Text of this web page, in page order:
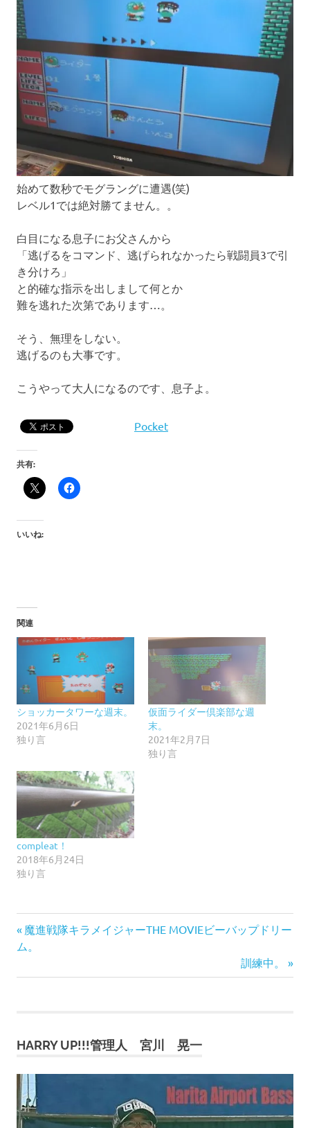
始めて数秒でモグラングに遭遇(笑)
レベル1では絶対勝てません。。
白目になる息子にお父さんから
「逃げるをコマンド、逃げられなかったら戦闘員3で引
き分けろ」
と的確な指示を出しまして何とか
難を逃れた次第であります…。
そう、無理をしない。
逃げるのも大事です。
こうやって大人になるのです、息子よ。
Pocket
共有:
いいね:
関連
ショッカータワーな週末。
2021年6月6日
独り言
仮面ライダー倶楽部な週
末。
2021年2月7日
独り言
compleat！
2018年6月24日
独り言
投
ゲ
ー
シ
前
の
事:
魔進戦隊キラメイジャーTHE MOVIEビーバップドリー
ム。
次
の
訓練中。
HARRY UP!!!管理人 宮川 晃一